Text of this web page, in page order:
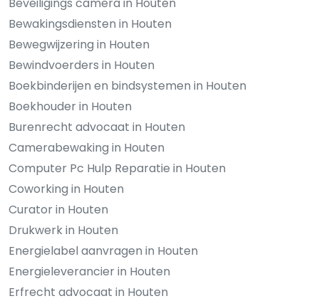
Bewakingsdiensten in Houten
Bewegwijzering in Houten
Bewindvoerders in Houten
Boekbinderijen en bindsystemen in Houten
Boekhouder in Houten
Burenrecht advocaat in Houten
Camerabewaking in Houten
Computer Pc Hulp Reparatie in Houten
Coworking in Houten
Curator in Houten
Drukwerk in Houten
Energielabel aanvragen in Houten
Energieleverancier in Houten
Erfrecht advocaat in Houten